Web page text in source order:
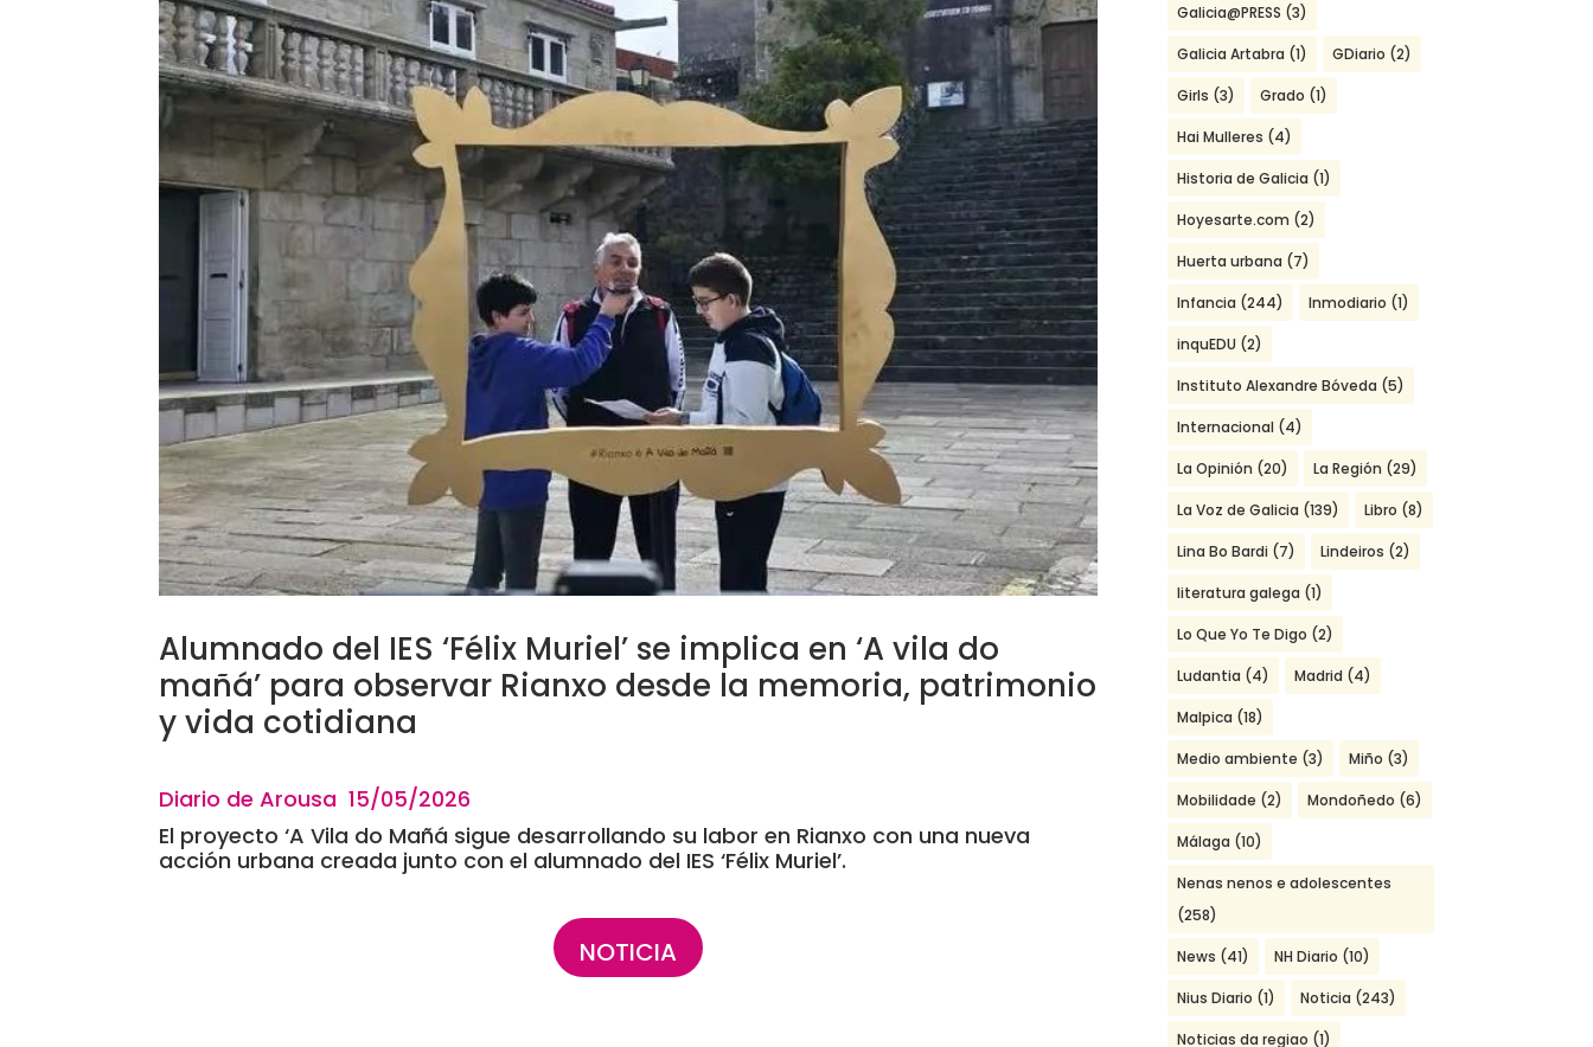
Alumnado del IES ‘Félix Muriel’ se implica en ‘A vila do
mañá’ para observar Rianxo desde la memoria, patrimonio
y vida cotidiana
Diario de Arousa 15/05/2026
El proyecto ‘A Vila do Mañá sigue desarrollando su labor en Rianxo con una nueva
acción urbana creada junto con el alumnado del IES ‘Félix Muriel’.
NOTICIA
Galicia@PRESS (3)
Galicia Artabra (1) GDiario (2)
Girls (3) Grado (1)
Hai Mulleres (4)
Historia de Galicia (1)
Hoyesarte.com (2)
Huerta urbana (7)
Infancia (244) Inmodiario (1)
inquEDU (2)
Instituto Alexandre Bóveda (5)
Internacional (4)
La Opinión (20) La Región (29)
La Voz de Galicia (139) Libro (8)
Lina Bo Bardi (7) Lindeiros (2)
literatura galega (1)
Lo Que Yo Te Digo (2)
Ludantia (4) Madrid (4)
Malpica (18)
Medio ambiente (3) Miño (3)
Mobilidade (2) Mondoñedo (6)
Málaga (10)
Nenas nenos e adolescentes
(258)
News (41) NH Diario (10)
Nius Diario (1) Noticia (243)
Noticias da regiao (1)